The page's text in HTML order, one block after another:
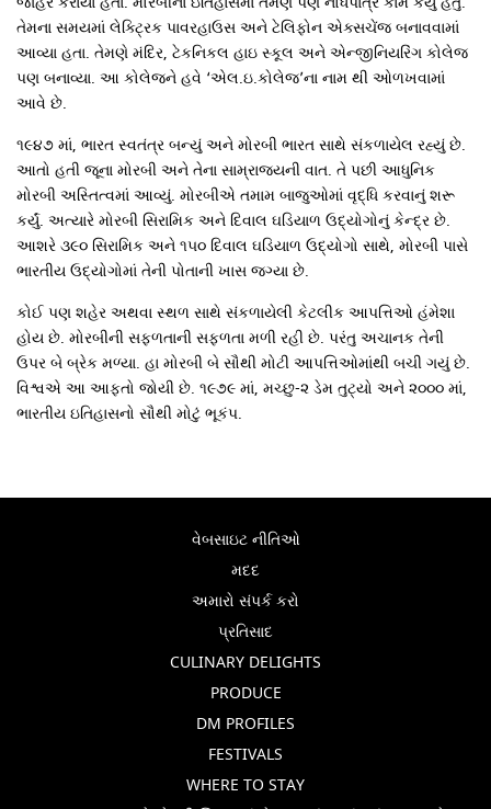
તેમના સમયમાં લેક્ટ્રિક પાવરહાઉસ અને ટેલિફોન એક્સચેંજ બનાવવામાં
આવ્યા હતા. તેમણે મંદિર, ટેકનિકલ હાઇ સ્કૂલ અને એન્જીનિયરિંગ કોલેજ
પણ બનાવ્યા. આ કોલેજને હવે ‘એલ.ઇ.કોલેજ’ના નામ થી ઓળખવામાં
આવે છે.
૧૯૪૭ માં, ભારત સ્વતંત્ર બન્યું અને મોરબી ભારત સાથે સંકળાયેલ રહ્યું છે.
આતો હતી જૂના મોરબી અને તેના સામ્રાજ્યની વાત. તે પછી આધુનિક
મોરબી અસ્તિત્વમાં આવ્યું. મોરબીએ તમામ બાજુઓમાં વૃદ્ધિ કરવાનું શરૂ
કર્યું. અત્યારે મોરબી સિરામિક અને દિવાલ ઘડિયાળ ઉદ્યોગોનું કેન્દ્ર છે.
આશરે ૩૯૦ સિરામિક અને ૧૫૦ દિવાલ ઘડિયાળ ઉદ્યોગો સાથે, મોરબી પાસે
ભારતીય ઉદ્યોગોમાં તેની પોતાની ખાસ જગ્યા છે.
કોઈ પણ શહેર અથવા સ્થળ સાથે સંકળાયેલી કેટલીક આપત્તિઓ હંમેશા
હોય છે. મોરબીની સફળતાની સફળતા મળી રહી છે. પરંતુ અચાનક તેની
ઉપર બે બ્રેક મળ્યા. હા મોરબી બે સૌથી મોટી આપત્તિઓમાંથી બચી ગયું છે.
વિશ્વએ આ આફતો જોયી છે. ૧૯૭૯ માં, મચ્છુ-૨ ડેમ તુટ્યો અને ૨૦૦૦ માં,
ભારતીય ઇતિહાસનો સૌથી મોટું ભૂકંપ.
વેબસાઇટ નીતિઓ
મદદ
અમારો સંપર્ક કરો
પ્રતિસાદ
CULINARY DELIGHTS
PRODUCE
DM PROFILES
FESTIVALS
WHERE TO STAY